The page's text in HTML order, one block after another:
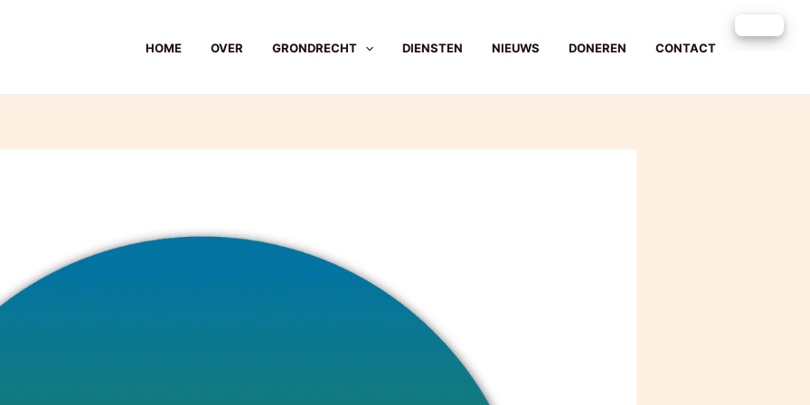
HOME OVER GRONDRECHT DIENSTEN NIEUWS DONEREN CONTACT